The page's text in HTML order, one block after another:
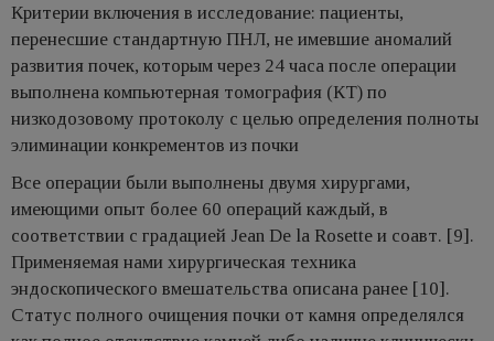
Критерии включения в исследование: пациенты,
перенесшие стандартную ПНЛ, не имевшие аномалий
развития почек, которым через 24 часа после операции
выполнена компьютерная томография (КТ) по
низкодозовому протоколу с целью определения полноты
элиминации конкрементов из почки
Все операции были выполнены двумя хирургами,
имеющими опыт более 60 операций каждый, в
соответствии с градацией Jean De la Rosette и соавт. [9].
Применяемая нами хирургическая техника
эндоскопического вмешательства описана ранее [10].
Статус полного очищения почки от камня определялся